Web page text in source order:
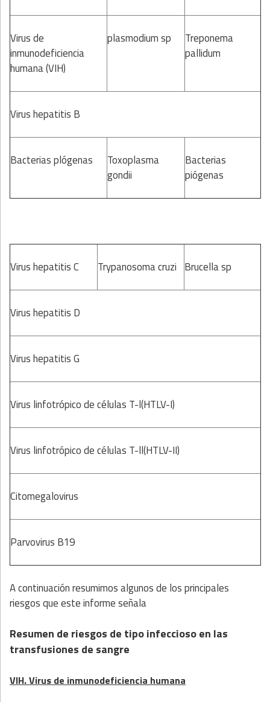
Virus de
inmunodeficiencia
humana (VIH)
plasmodium sp
Treponema
pallidum
Virus hepatitis B
Bacterias plógenas
Toxoplasma
gondii
Bacterias
piógenas
Virus hepatitis C Trypanosoma cruzi Brucella sp
Virus hepatitis D
Virus hepatitis G
Virus linfotrópico de células T-l(HTLV-I)
Virus linfotrópico de células T-ll(HTLV-II)
Citomegalovirus
Parvovirus B19
A continuación resumimos algunos de los principales
riesgos que este informe señala
Resumen de riesgos de tipo infeccioso en las
transfusiones de sangre
VIH. Virus de inmunodeficiencia humana